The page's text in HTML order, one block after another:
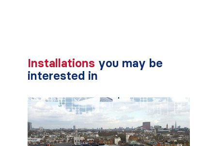
Installations you may be
interested in